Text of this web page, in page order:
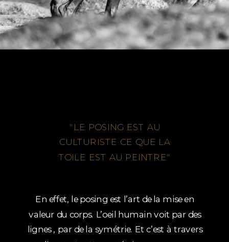
"LE POSING EST AU
CULTURISTE CE QUE LA
TOILE EST AU PEINTRE"
En effet, le posing est l’art de la mise en
valeur du corps. L’oeil humain voit par des
lignes , par de la symétrie. Et c’est à travers